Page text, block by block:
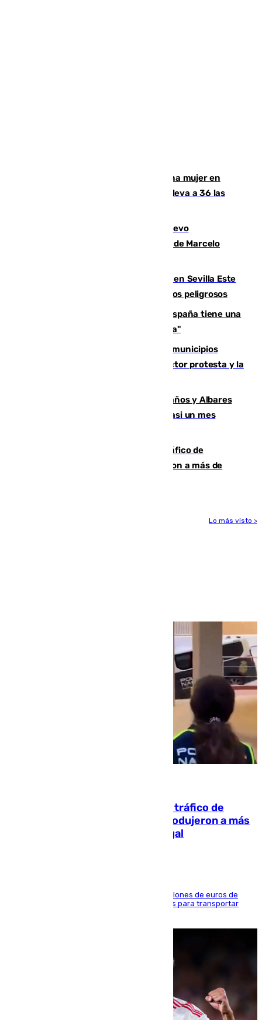
Igualdad confirma el asesinato de una mujer en
Benahavís como violencia machista y eleva a 36 las
El exdelantero Diego Forlán es el nuevo
seleccionador de Uruguay tras la salida de Marcelo
Reabierto el parque canino cerrado en Sevilla Este
tras detectarse alimentos con elementos peligrosos
Javier Fernández: "El Gobierno de España tiene una
preocupación y una prioridad con Sevilla"
Las ferias de verano de numerosos municipios
andaluces se quedan sin cohetes: el sector protesta y la
Los ministros Marlaska, Robles, Bolaños y Albares
comparecerán por las crisis de Ceuta casi un mes
Cae una de las mayores redes de tráfico de
personas y droga en España: introdujeron a más de
Lo más visto >
Cae una de las mayores redes de tráfico de
personas y droga en España: introdujeron a más
de 2.000 migrantes de forma ilegal
La organización habría obtenido más de 24 millones de euros de
beneficio y utilizaba las mismas embarcaciones para transportar